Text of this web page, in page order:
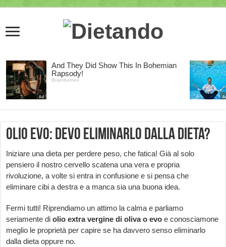
Olio evo: devo eliminarlo dalla dieta?
Iniziare una dieta per perdere peso, che fatica! Già al solo
pensiero il nostro cervello scatena una vera e propria
rivoluzione, a volte si entra in confusione e si pensa che
eliminare cibi a destra e a manca sia una buona idea.
Fermi tutti! Riprendiamo un attimo la calma e parliamo
seriamente diolio extra vergine di oliva o evo e conosciamone
meglio le proprietà per capire se ha davvero senso eliminarlo
dalla dieta oppure no.